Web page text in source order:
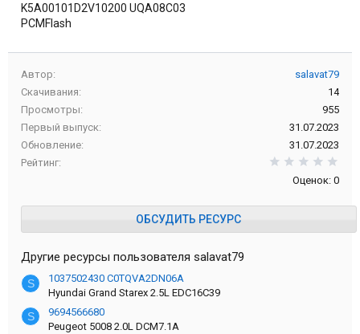
K5A00101D2V10200 UQA08C03
PCMFlash
Автор
salavat79
Скачивания
14
Просмотры
955
Первый выпуск
31.07.2023
Обновление
31.07.2023
Рейтинг
Оценок: 0
ОБСУДИТЬ РЕСУРС
Другие ресурсы пользователя salavat79
S
1037502430 C0TQVA2DN06A
Hyundai Grand Starex 2.5L EDC16C39
S
9694566680
Peugeot 5008 2.0L DCM7.1A